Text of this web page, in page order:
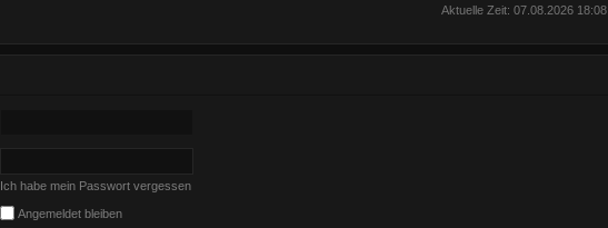
Aktuelle Zeit: 07.08.2026 18:08
Ich habe mein Passwort vergessen
Angemeldet bleiben